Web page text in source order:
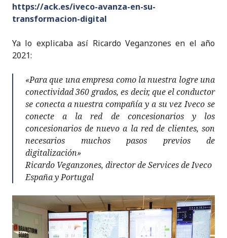
https://ack.es/iveco-avanza-en-su-
transformacion-digital
Ya lo explicaba así Ricardo Veganzones en el año
2021:
«Para que una empresa como la nuestra logre una
conectividad 360 grados, es decir, que el conductor
se conecta a nuestra compañía y a su vez Iveco se
conecte a la red de concesionarios y los
concesionarios de nuevo a la red de clientes, son
necesarios muchos pasos previos de
digitalización»
Ricardo Veganzones, director de Services de Iveco
España y Portugal